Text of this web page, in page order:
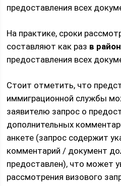
предоставления всех
На практике, сроки
составляют как раз в
предоставления всех
Стоит отметить, что
иммиграционной службы
заявителю запрос о
дополнительных
анкете (запрос содержит
комментарий / документ
предоставлен), что может
рассмотрения визового